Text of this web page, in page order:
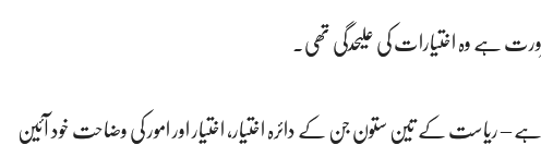
ہے وہ اختیارات کی علیحدگی تھی۔
ہے – ریاست کے تین ستون جن کے دائرہ اختیار، اختیار اور امور کی وضاحت خود آئین